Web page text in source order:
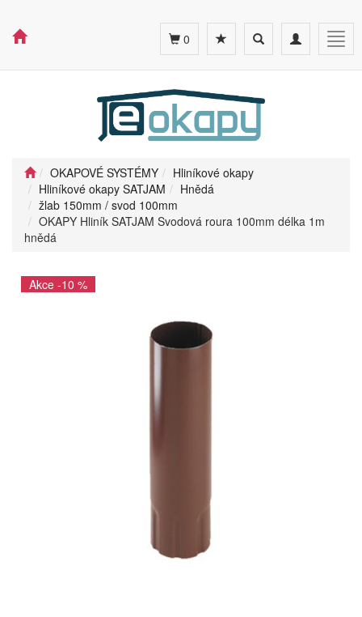
Toggle
navigation
Toggle
search
0
OKAPOVÉ SYSTÉMY
Hliníkové okapy
Hliníkové okapy SATJAM
Hnědá
žlab 150mm / svod 100mm
OKAPY Hliník SATJAM Svodová roura 100mm délka 1m
hnědá
Akce -10 %